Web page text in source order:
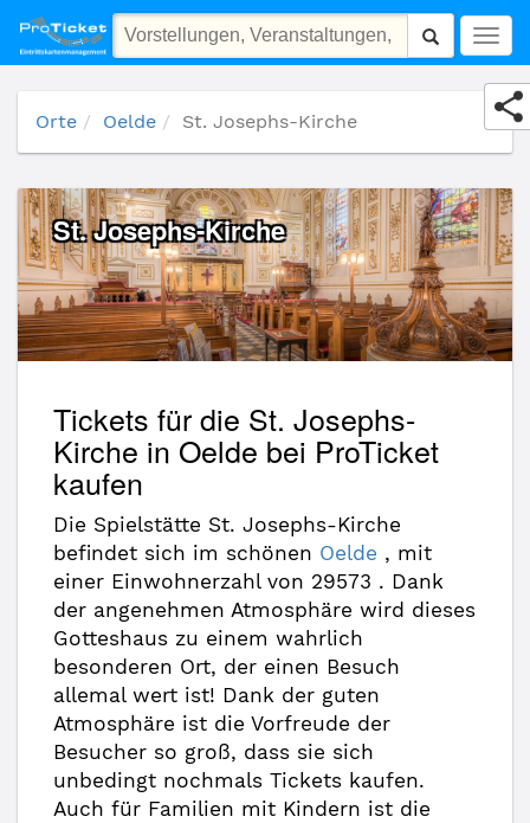
St. Josephs-Kirche
Orte Oelde St. Josephs-Kirche
St. Josephs-Kirche
Tickets für die St. Josephs-
Kirche in Oelde bei ProTicket
kaufen
Die Spielstätte St. Josephs-Kirche
befindet sich im schönen Oelde , mit
einer Einwohnerzahl von 29573 . Dank
der angenehmen Atmosphäre wird dieses
Gotteshaus zu einem wahrlich
besonderen Ort, der einen Besuch
allemal wert ist! Dank der guten
Atmosphäre ist die Vorfreude der
Besucher so groß, dass sie sich
unbedingt nochmals Tickets kaufen.
Auch für Familien mit Kindern ist die